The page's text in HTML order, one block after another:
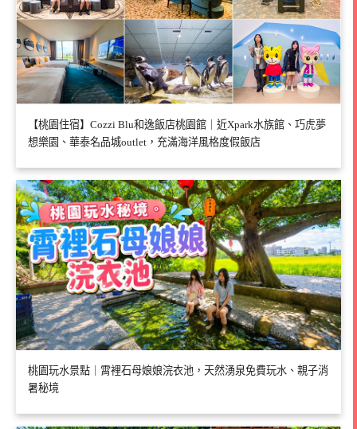
【桃園住宿】Cozzi Blu和逸飯店桃園館｜近Xpark水族館、巧虎夢
想樂園、華泰名品城outlet，充滿海洋風格度假飯店
桃園玩水景點｜霄裡石母娘娘浣衣池，天然湧泉免費玩水、親子消
暑秘境